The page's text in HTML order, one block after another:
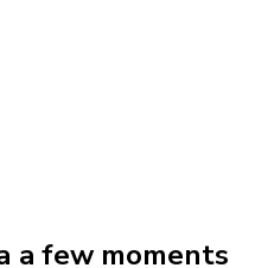
a few moments